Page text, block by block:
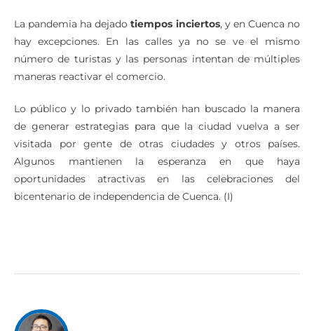
La pandemia ha dejadotiempos inciertos, y en Cuenca no
hay excepciones. En las calles ya no se ve el mismo
número de turistas y las personas intentan de múltiples
maneras reactivar el comercio.
Lo público y lo privado también han buscado la manera
de generar estrategias para que la ciudad vuelva a ser
visitada por gente de otras ciudades y otros países.
Algunos mantienen la esperanza en que haya
oportunidades atractivas en las celebraciones del
bicentenario de independencia de Cuenca. (I)